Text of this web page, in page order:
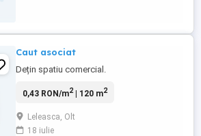
Caut asociat
Dețin spatiu comercial.
0,43 RON/m2| 120 m2
Leleasca, Olt
18 iulie